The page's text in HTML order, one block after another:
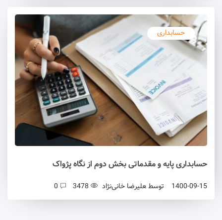
حسابداری
حسابداری پایه و مقدماتی بخش دوم از نگاه پژواک
1400-09-15 توسط علیرضا خانی‌نژاد